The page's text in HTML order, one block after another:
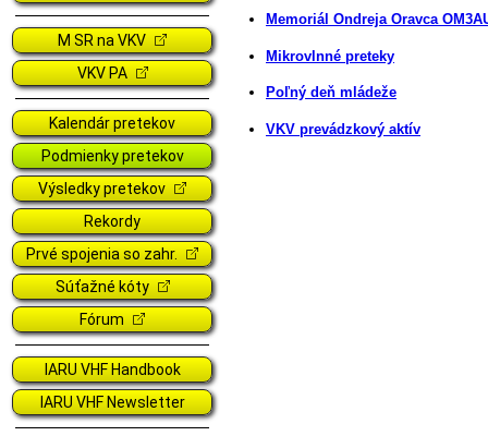
M SR na VKV
VKV PA
Kalendár pretekov
Podmienky pretekov
Výsledky pretekov
Rekordy
Prvé spojenia so zahr.
Súťažné kóty
Fórum
IARU VHF Handbook
IARU VHF Newsletter
Memoriál Ondreja Oravca
Mikrovlnné preteky
Poľný deň mládeže
VKV prevádzkový aktív